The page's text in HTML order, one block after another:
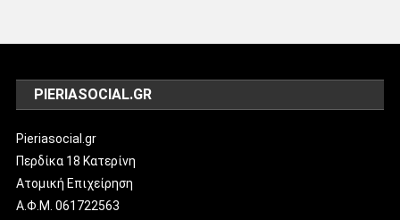
PIERIASOCIAL.GR
Pieriasocial.gr
Περδίκα 18 Κατερίνη
Ατομική Επιχείρηση
Α.Φ.Μ. 061722563